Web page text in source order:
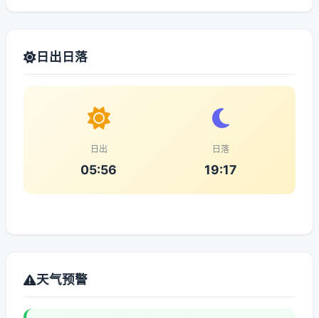
日出日落
日出
05:56
日落
19:17
天气预警